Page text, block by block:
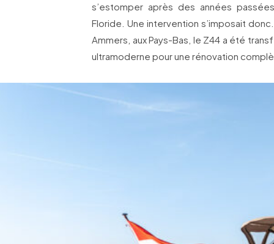
s’estomper après des années
Floride. Une intervention s’imposait
Ammers, aux Pays-Bas, le Z44 a été
ultramoderne pour une rénovation